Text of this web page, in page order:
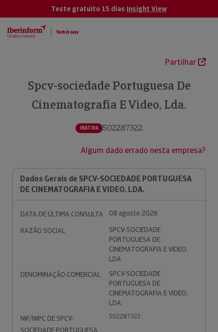
Teste gratuito 15 dias Insight View
Partilhar
Spcv-sociedade Portuguesa De
Cinematografia E Video, Lda.
INATIVA 502287322
Algum dado errado nesta empresa?
Dados Gerais de SPCV-SOCIEDADE PORTUGUESA
DE CINEMATOGRAFIA E VIDEO, LDA.
DATA DE ÚLTIMA CONSULTA
08 agosto 2026
RAZÃO SOCIAL
SPCV-SOCIEDADE
PORTUGUESA DE
CINEMATOGRAFIA E VIDEO,
LDA.
DENOMINAÇÃO COMERCIAL
SPCV-SOCIEDADE
PORTUGUESA DE
CINEMATOGRAFIA E VIDEO,
LDA.
NIF/NIPC DE SPCV-
SOCIEDADE PORTUGUESA
502287322